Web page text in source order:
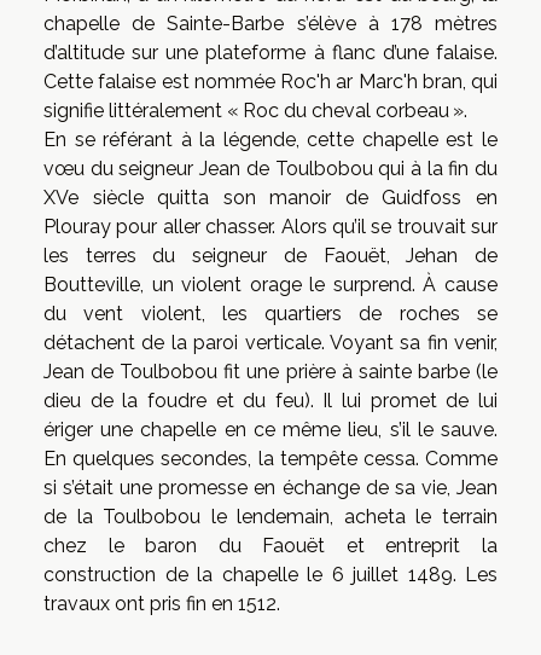
chapelle de Sainte-Barbe s’élève à 178 mètres
d’altitude sur une plateforme à flanc d’une falaise.
Cette falaise est nommée Roc'h ar Marc'h bran, qui
signifie littéralement « Roc du cheval corbeau ».
En se référant à la légende, cette chapelle est le
vœu du seigneur Jean de Toulbobou qui à la fin du
XVe siècle quitta son manoir de Guidfoss en
Plouray pour aller chasser. Alors qu’il se trouvait sur
les terres du seigneur de Faouët, Jehan de
Boutteville, un violent orage le surprend. À cause
du vent violent, les quartiers de roches se
détachent de la paroi verticale. Voyant sa fin venir,
Jean de Toulbobou fit une prière à sainte barbe (le
dieu de la foudre et du feu). Il lui promet de lui
ériger une chapelle en ce même lieu, s’il le sauve.
En quelques secondes, la tempête cessa. Comme
si s’était une promesse en échange de sa vie, Jean
de la Toulbobou le lendemain, acheta le terrain
chez le baron du Faouët et entreprit la
construction de la chapelle le 6 juillet 1489. Les
travaux ont pris fin en 1512.